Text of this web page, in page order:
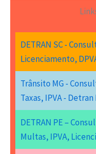
DETRAN SC -
Licenciamento,
Trânsito MG -
Taxas, IPVA - Detran
DETRAN PE –
Multas, IPVA,